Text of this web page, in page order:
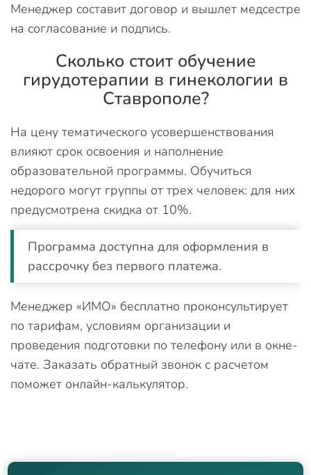
Менеджер составит договор и вышлет медсестре
на согласование и подпись.
Сколько стоит обучение
гирудотерапии в гинекологии в
Ставрополе?
На цену тематического усовершенствования
влияют срок освоения и наполнение
образовательной программы. Обучиться
недорого могут группы от трех человек: для них
предусмотрена скидка от 10%.
Программа доступна для оформления в
рассрочку без первого платежа.
Менеджер «ИМО» бесплатно проконсультирует
по тарифам, условиям организации и
проведения подготовки по телефону или в окне-
чате. Заказать обратный звонок с расчетом
поможет онлайн-калькулятор.